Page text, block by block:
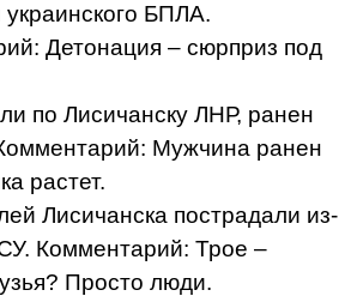
БПЛА.
Детонация – сюрприз под
по Лисичанску ЛНР, ранен
Мужчина ранен
растет.
Лисичанска пострадали из-
Комментарий: Трое –
Просто люди.